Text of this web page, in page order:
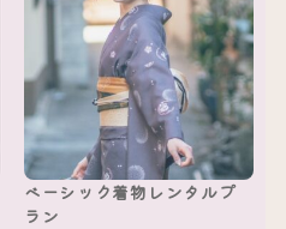
ベーシック着物レンタルプ
ラン